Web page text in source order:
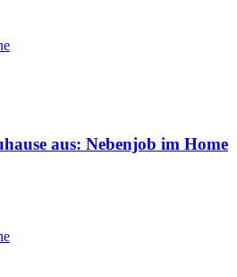
aus: Nebenjob im Home